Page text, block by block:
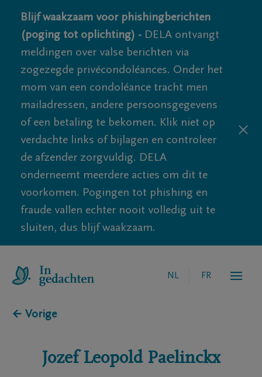
Blijf waakzaam voor phishingberichten
(poging tot oplichting) - DELA ontvangt
meldingen over valse berichten via
zogezegde privécondoléances. Onder het
mom van een condoléance tracht men
mailadressen, andere persoonsgegevens
of een betaling te bekomen. Klik niet op
verdachte links of bijlagen en controleer
de afzender zorgvuldig. DELA
onderneemt meerdere acties om dit te
voorkomen. Pogingen tot phishing en
fraude vallen echter nooit volledig uit te
sluiten, dus blijf waakzaam.
NL FR
← Vorige
Jozef Leopold Paelinckx